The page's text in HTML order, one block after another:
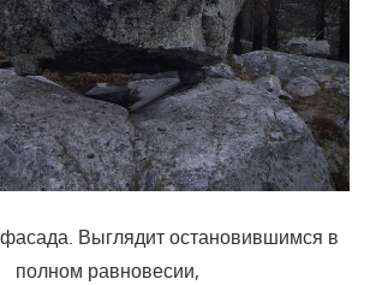
Выглядит остановившимся в
полном равновесии,